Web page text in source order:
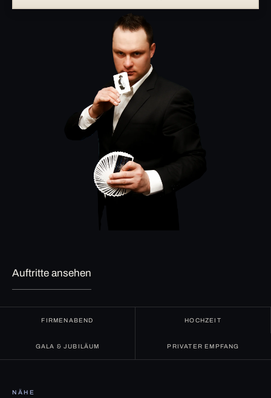
Auftritte ansehen
FIRMENABEND HOCHZEIT
GALA & JUBILÄUM PRIVATER EMPFANG
NÄHE